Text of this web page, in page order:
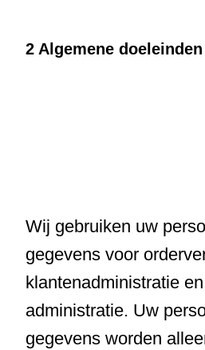
2 Algemene
Wij gebruiken uw
gegevens voor
klantenadministratie
administratie. Uw
gegevens worden